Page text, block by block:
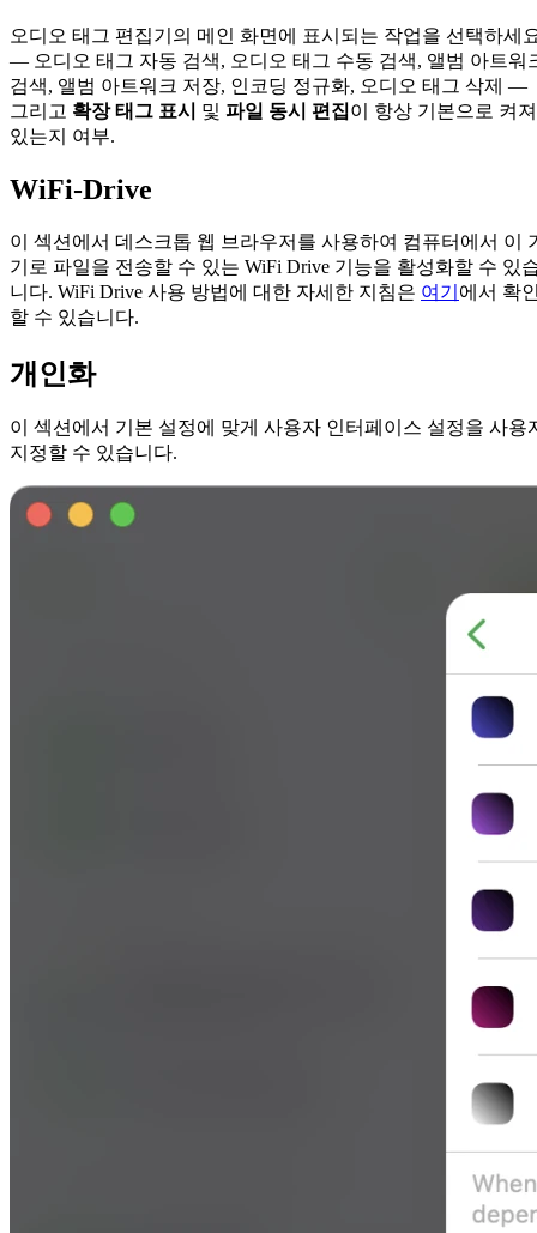
오디오 태그 편집기의 메인 화면에 표시되는 작업을 선택하세
— 오디오 태그 자동 검색, 오디오 태그 수동 검색, 앨범 아트워
검색, 앨범 아트워크 저장, 인코딩 정규화, 오디오 태그 삭제 —
그리고 확장 태그 표시 및 파일 동시 편집이 항상 기본으로 켜져
있는지 여부.
WiFi-Drive
이 섹션에서 데스크톱 웹 브라우저를 사용하여 컴퓨터에서 이
기로 파일을 전송할 수 있는 WiFi Drive 기능을 활성화할 수 있
니다. WiFi Drive 사용 방법에 대한 자세한 지침은 여기 에서 확
할 수 있습니다.
개인화
이 섹션에서 기본 설정에 맞게 사용자 인터페이스 설정을 사용
지정할 수 있습니다.